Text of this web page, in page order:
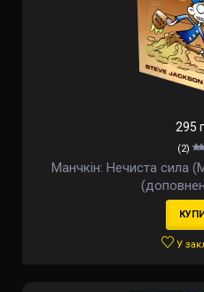
295
(2)
Манчкін: Нечиста сила
У